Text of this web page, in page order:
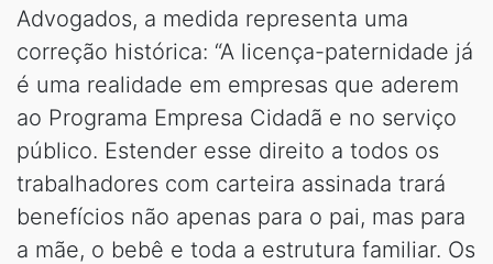
Advogados, a medida representa uma
correção histórica: “A licença-paternidade já
é uma realidade em empresas que aderem
ao Programa Empresa Cidadã e no serviço
público. Estender esse direito a todos os
trabalhadores com carteira assinada trará
benefícios não apenas para o pai, mas para
a mãe, o bebê e toda a estrutura familiar. Os